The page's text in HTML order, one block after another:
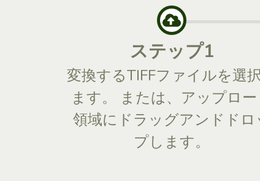
ステップ1
変換するTIFFファイルを選
ます。 または、アップロー
領域にドラッグアンドドロ
プします。